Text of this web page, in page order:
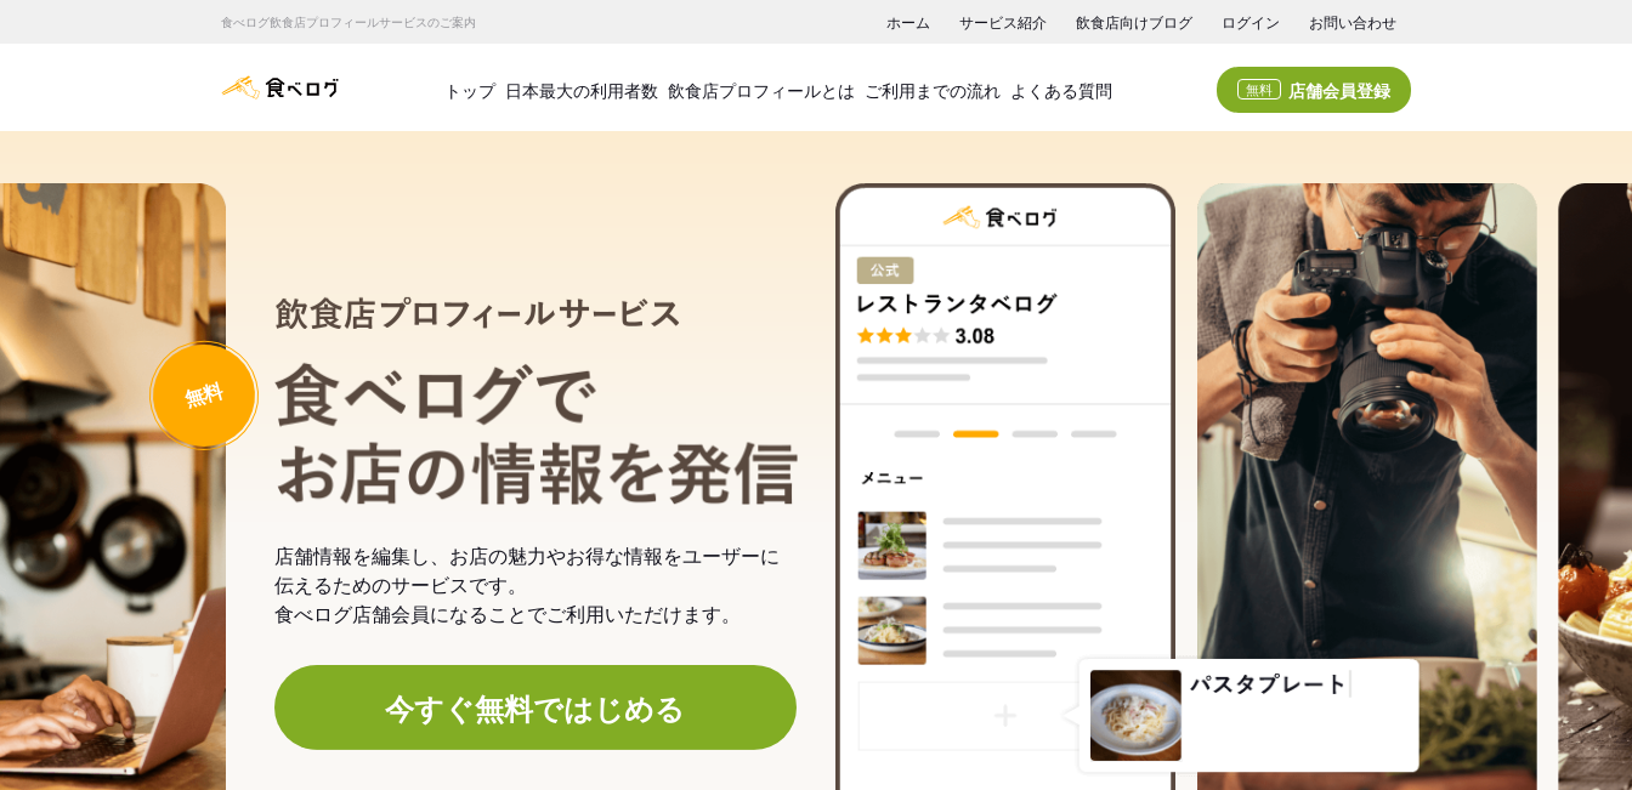
食べログ飲食店プロフィールサービスのご案内 ホーム サービス紹介 飲食店向けブログ ログイン お問い合わせ
食べログ店舗管理画面
トップ 日本最大の利用者数 飲食店プロフィールとは ご利用までの流れ よくある質問 無料 店舗会員登録
飲食店プロフィールサービス
食べログでお店の情報を発信
無料
店舗情報を編集し、お店の魅力やお得な情報をユーザーに
伝えるためのサービスです。
食べログ店舗会員になることでご利用いただけます。
今すぐ無料ではじめる